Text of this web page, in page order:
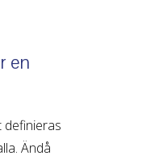
en
definieras
Ändå